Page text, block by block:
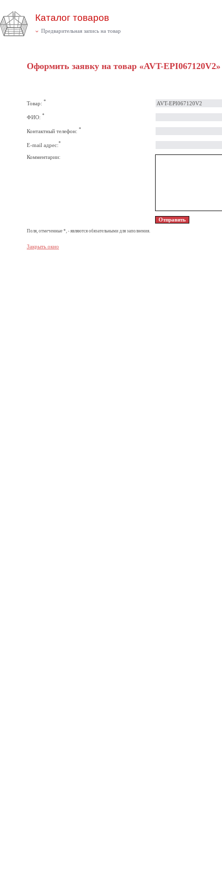
Каталог товаров
Предварительная запись на товар
Оформить заявку на товар «AVT-EPI067120V2»
Товар: *
ФИО: *
Контактный телефон: *
E-mail адрес:*
Комментарии:
Поля, отмеченные *, - являются обязательными для заполнения.
Закрыть окно